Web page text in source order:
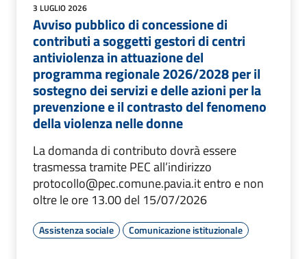
3 LUGLIO 2026
Avviso pubblico di concessione di
contributi a soggetti gestori di centri
antiviolenza in attuazione del
programma regionale 2026/2028 per il
sostegno dei servizi e delle azioni per la
prevenzione e il contrasto del fenomeno
della violenza nelle donne
La domanda di contributo dovrà essere
trasmessa tramite PEC all’indirizzo
protocollo@pec.comune.pavia.it entro e non
oltre le ore 13.00 del 15/07/2026
Assistenza sociale Comunicazione istituzionale